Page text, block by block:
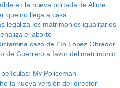
en la nueva portada de Allure
que no llega a casa
legaliza los matrimonios igualitarios
el aborto
caso de Pío López Obrador
de Guerrero a favor del matrimonio
My Policeman
la nueva versión del director